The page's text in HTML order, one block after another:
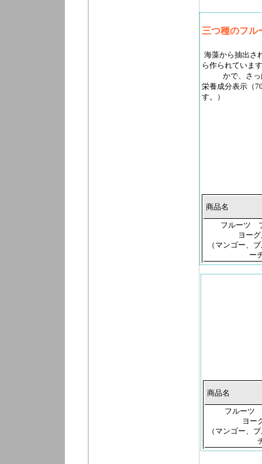
三つ種のフル
海藻から抽出さ
ら作られていま
かで、さ
栄養成分表示（
す。）
商品名
フルーツ
ヨー
（マンゴー、
ー
商品名
フルーツ
ヨー
（マンゴー、